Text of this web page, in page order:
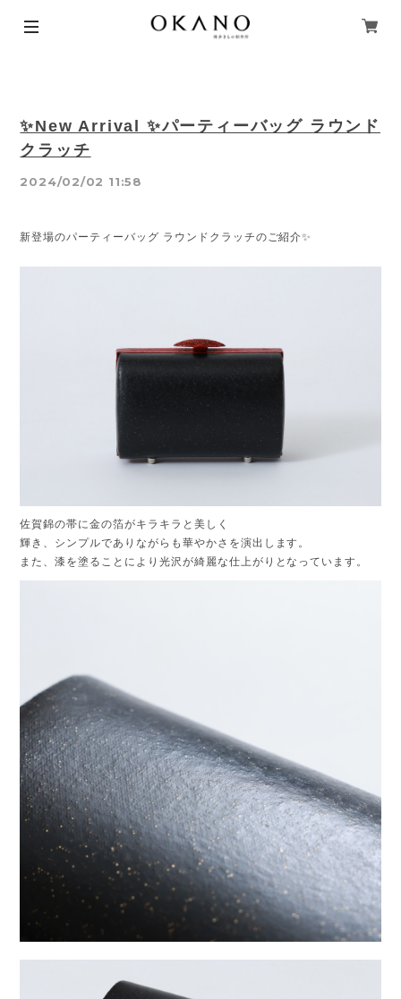
✨New Arrival ✨パーティーバッグ ラウンド
クラッチ
2024/02/02 11:58
新登場のパーティーバッグ ラウンドクラッチのご紹介✨
佐賀錦の帯に金の箔がキラキラと美しく
輝き、シンプルでありながらも華やかさを演出します。
また、漆を塗ることにより光沢が綺麗な仕上がりとなっています。